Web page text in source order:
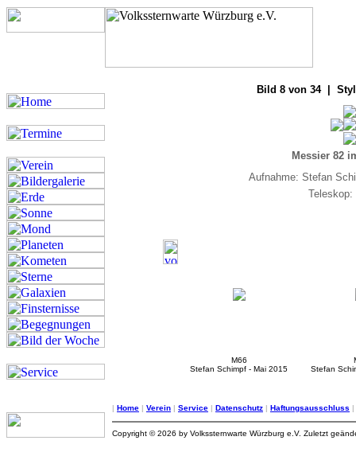
Bild 8 von 34 |
Messier 82
Aufnahme: Stefan
Teleskop:
M66
Stefan Schimpf - Mai 2015
Stefan
| Home | Verein | Service | Datenschutz | Haftungsausschluss |
Copyright © 2026 by Volkssternwarte Würzburg e.V. Zuletzt